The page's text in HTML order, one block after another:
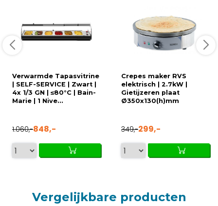
Verwarmde Tapasvitrine
| SELF-SERVICE | Zwart |
4x 1/3 GN | ≤80°C | Bain-
Marie | 1 Nive...
1.060,-848,-
Crepes maker RVS
elektrisch | 2.7kW |
Gietijzeren plaat
Ø350x130(h)mm
349,-299,-
Vergelijkbare producten